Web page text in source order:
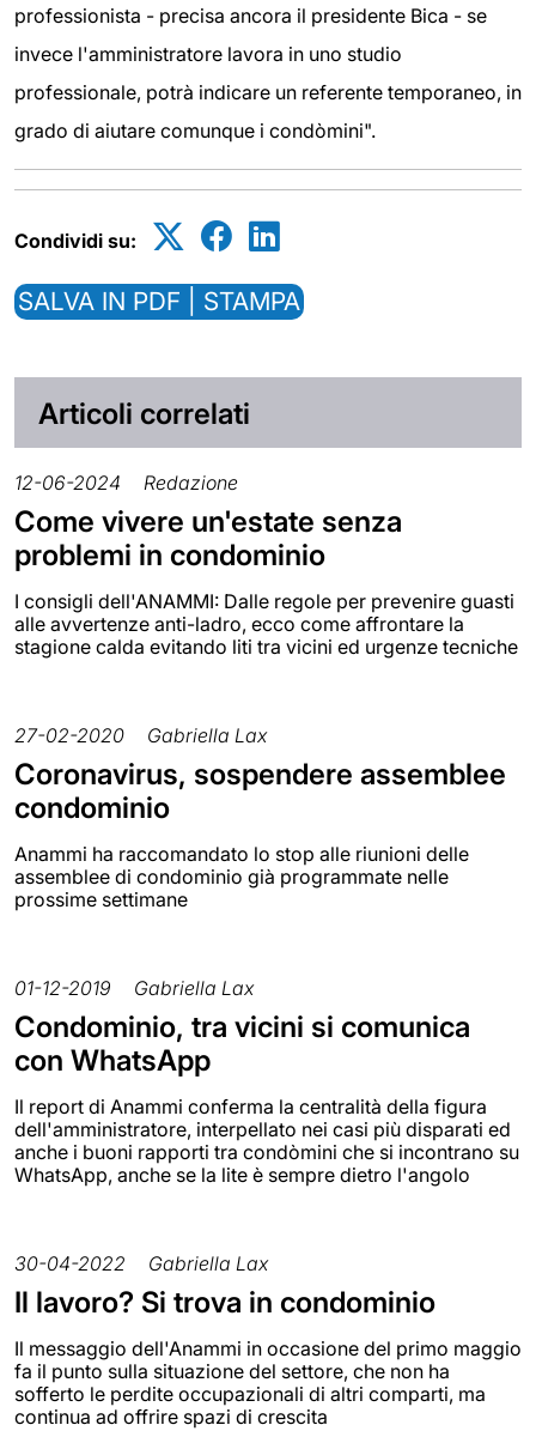
professionista - precisa ancora il presidente Bica - se
invece l'amministratore lavora in uno studio
professionale, potrà indicare un referente temporaneo, in
grado di aiutare comunque i condòmini".
Condividi su:
SALVA IN PDF | STAMPA
Articoli correlati
12-06-2024 Redazione
Come vivere un'estate senza
problemi in condominio
I consigli dell'ANAMMI: Dalle regole per prevenire guasti
alle avvertenze anti-ladro, ecco come affrontare la
stagione calda evitando liti tra vicini ed urgenze tecniche
27-02-2020 Gabriella Lax
Coronavirus, sospendere assemblee
condominio
Anammi ha raccomandato lo stop alle riunioni delle
assemblee di condominio già programmate nelle
prossime settimane
01-12-2019 Gabriella Lax
Condominio, tra vicini si comunica
con WhatsApp
Il report di Anammi conferma la centralità della figura
dell'amministratore, interpellato nei casi più disparati ed
anche i buoni rapporti tra condòmini che si incontrano su
WhatsApp, anche se la lite è sempre dietro l'angolo
30-04-2022 Gabriella Lax
Il lavoro? Si trova in condominio
Il messaggio dell'Anammi in occasione del primo maggio
fa il punto sulla situazione del settore, che non ha
sofferto le perdite occupazionali di altri comparti, ma
continua ad offrire spazi di crescita